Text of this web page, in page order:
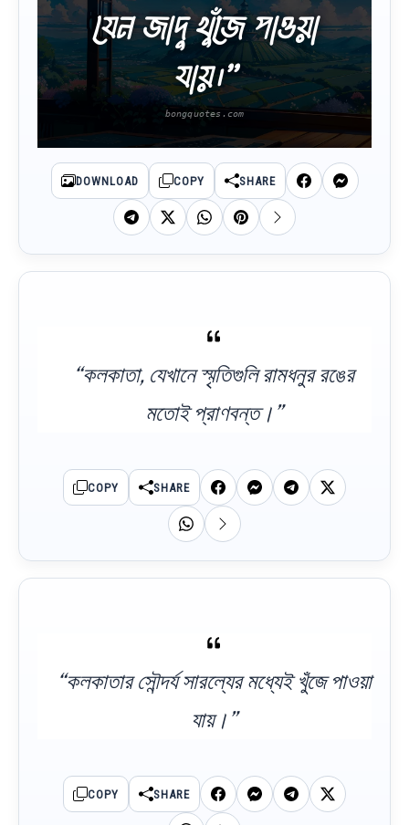
যেন জাদু খুঁজে পাওয়া
যায়।”
DOWNLOAD COPY SHARE
“কলকাতা, যেখানে স্মৃতিগুলি রামধনুর রঙের
মতোই প্রাণবন্ত।”
COPY SHARE
“কলকাতার সৌন্দর্য সারল্যের মধ্যেই খুঁজে পাওয়া
যায়।”
COPY SHARE